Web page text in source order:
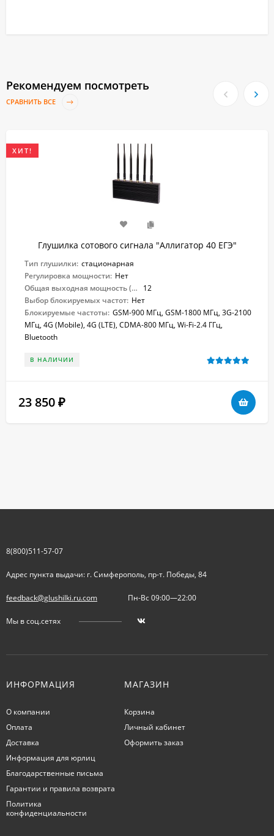
Рекомендуем посмотреть
СРАВНИТЬ ВСЕ
ХИТ!
Глушилка сотового сигнала "Аллигатор 40 ЕГЭ"
Тип глушилки: стационарная
Регулировка мощности: Нет
Общая выходная мощность (Вт):
12
Выбор блокируемых частот: Нет
Блокируемые частоты: GSM-900 МГц, GSM-1800 МГц, 3G-2100
МГц, 4G (Mobile), 4G (LTE), CDMA-800 МГц, Wi-Fi-2.4 ГГц,
Bluetooth
В НАЛИЧИИ
23 850 ₽
8(800)511-57-07
Адрес пункта выдачи: г. Симферополь, пр-т. Победы, 84
feedback@glushilki.ru.com Пн-Вс 09:00—22:00
Мы в соц.сетях
ИНФОРМАЦИЯ
О компании
Оплата
Доставка
Информация для юрлиц
Благодарственные письма
Гарантии и правила возврата
Политика
конфиденциальности
МАГАЗИН
Корзина
Личный кабинет
Оформить заказ